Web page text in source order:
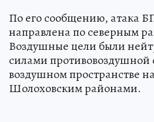
По его сообщению, атака
направлена по северным
Воздушные цели были
силами противовоздушной
воздушном пространстве
Шолоховским районами.